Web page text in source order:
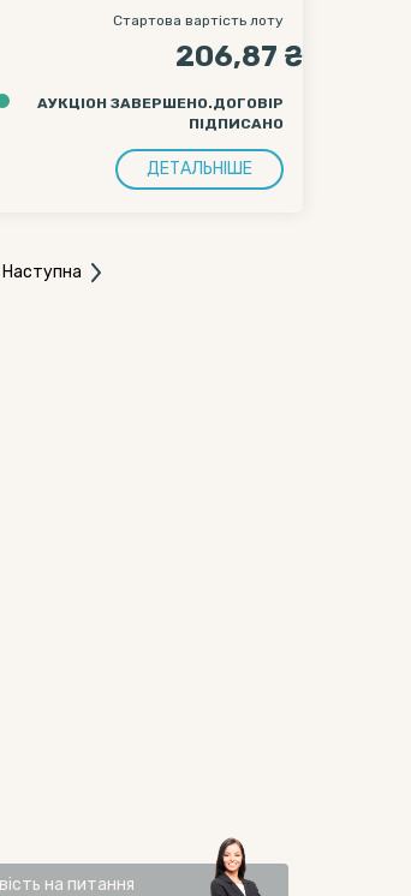
Стартова вартість лоту
206,87 ₴
АУКЦІОН ЗАВЕРШЕНО.ДОГОВІР
ПІДПИСАНО
ДЕТАЛЬНІШЕ
Наступна
на питання